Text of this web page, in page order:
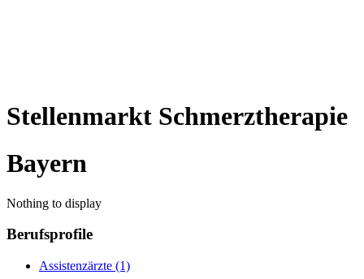
Stellenmarkt Schmerztherapie
Bayern
Nothing to display
Berufsprofile
Assistenzärzte (1)